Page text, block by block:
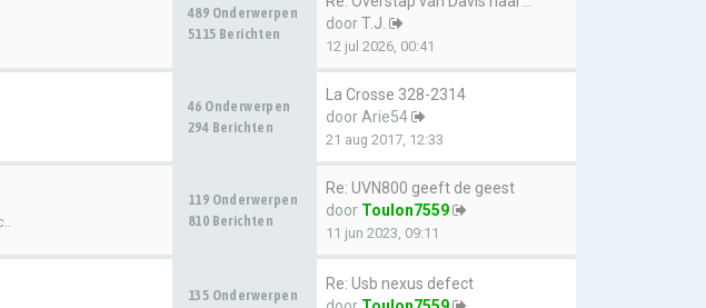
489 Onderwerpen
5115 Berichten
doorT.J.
12 jul 2026, 00:41
46 Onderwerpen
294 Berichten
La Crosse 328-2314
door Arie54
21 aug 2017, 12:33
119 Onderwerpen
810 Berichten
Re: UVN800 geeft de geest
door Toulon7559
11 jun 2023, 09:11
135 Onderwerpen
Re: Usb nexus defect